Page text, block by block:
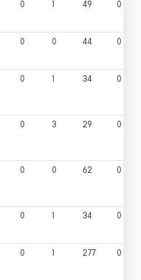
0 1 49 0
0 0 44 0
0 1 34 0
0 3 29 0
0 0 62 0
0 1 34 0
0 1 277 0